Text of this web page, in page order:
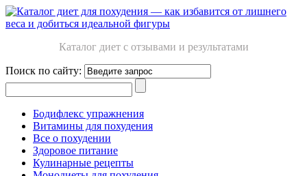
Каталог диет с отзывами и результатами
Поиск по сайту:
Бодифлекс упражнения
Витамины для похудения
Все о похудении
Здоровое питание
Кулинарные рецепты